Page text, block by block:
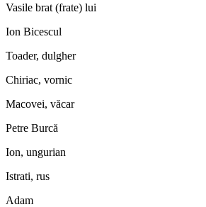
Vasile brat (frate) lui
Ion Bicescul
Toader, dulgher
Chiriac, vornic
Macovei, văcar
Petre Burcă
Ion, ungurian
Istrati, rus
Adam